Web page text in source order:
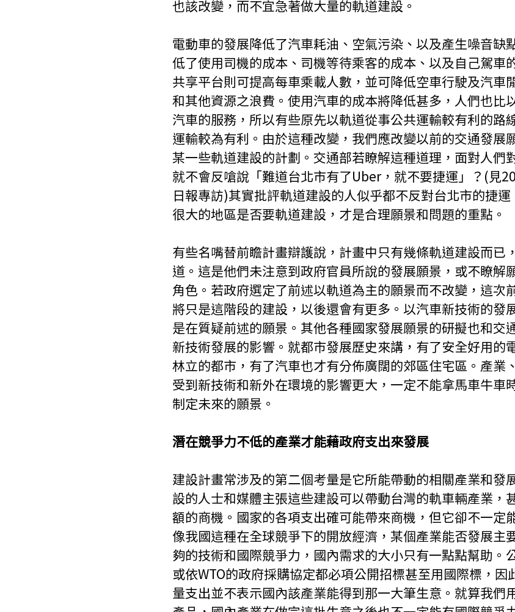
也該改變，而不宜急著做大量的軌道建設。
電動車的發展降低了汽車耗油、空氣污染、以及產生噪音缺
低了使用司機的成本、司機等待乘客的成本、以及自己駕車
共享平台則可提高每車乘載人數，並可降低空車行駛及汽車
和其他資源之浪費。使用汽車的成本將降低甚多，人們也比
汽車的服務，所以有些原先以軌道從事公共運輸較有利的路
運輸較為有利。由於這種改變，我們應改變以前的交通發展
某一些軌道建設的計劃。交通部若瞭解這種道理，面對人們
就不會反嗆說「難道台北市有了Uber，就不要捷運」？(見
日報專訪)其實批評軌道建設的人似乎都不反對台北市的捷
很大的地區是否要軌道建設，才是合理願景和問題的重點。
有些名嘴替前瞻計畫辯護說，計畫中只有幾條軌道建設而已
道。這是他們未注意到政府官員所說的發展願景，或不瞭解
角色。若政府選定了前述以軌道為主的願景而不改變，這次
將只是這階段的建設，以後還會有更多。以汽車新技術的發
是在質疑前述的願景。其他各種國家發展願景的研擬也和交
新技術發展的影響。就都市發展歷史來講，有了安全好用的
林立的都市，有了汽車也才有分佈廣闊的郊區住宅區。產業
受到新技術和新外在環境的影響更大，一定不能拿馬車牛車
制定未來的願景。
潛在競爭力不低的產業才能藉政府支出來發展
建設計畫常涉及的第二個考量是它所能帶動的相關產業和發
設的人士和媒體主張這些建設可以帶動台灣的軌車輛產業，
額的商機。國家的各項支出確可能帶來商機，但它卻不一定
像我國這種在全球競爭下的開放經濟，某個產業能否發展主
夠的技術和國際競爭力，國內需求的大小只有一點點幫助。
或依WTO的政府採購協定都必項公開招標甚至用國際標，因
量支出並不表示國內該產業能得到那一大筆生意。就算我們